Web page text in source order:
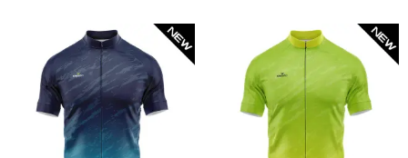
Ce
produit
a
plusieurs
variations.
Ce
produit
a
plusieurs
variations.